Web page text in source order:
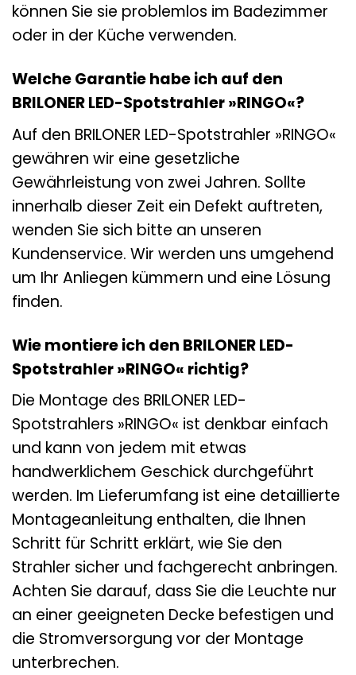
können Sie sie problemlos im Badezimmer
oder in der Küche verwenden.
Welche Garantie habe ich auf den
BRILONER LED-Spotstrahler »RINGO«?
Auf den BRILONER LED-Spotstrahler »RINGO«
gewähren wir eine gesetzliche
Gewährleistung von zwei Jahren. Sollte
innerhalb dieser Zeit ein Defekt auftreten,
wenden Sie sich bitte an unseren
Kundenservice. Wir werden uns umgehend
um Ihr Anliegen kümmern und eine Lösung
finden.
Wie montiere ich den BRILONER LED-
Spotstrahler »RINGO« richtig?
Die Montage des BRILONER LED-
Spotstrahlers »RINGO« ist denkbar einfach
und kann von jedem mit etwas
handwerklichem Geschick durchgeführt
werden. Im Lieferumfang ist eine detaillierte
Montageanleitung enthalten, die Ihnen
Schritt für Schritt erklärt, wie Sie den
Strahler sicher und fachgerecht anbringen.
Achten Sie darauf, dass Sie die Leuchte nur
an einer geeigneten Decke befestigen und
die Stromversorgung vor der Montage
unterbrechen.